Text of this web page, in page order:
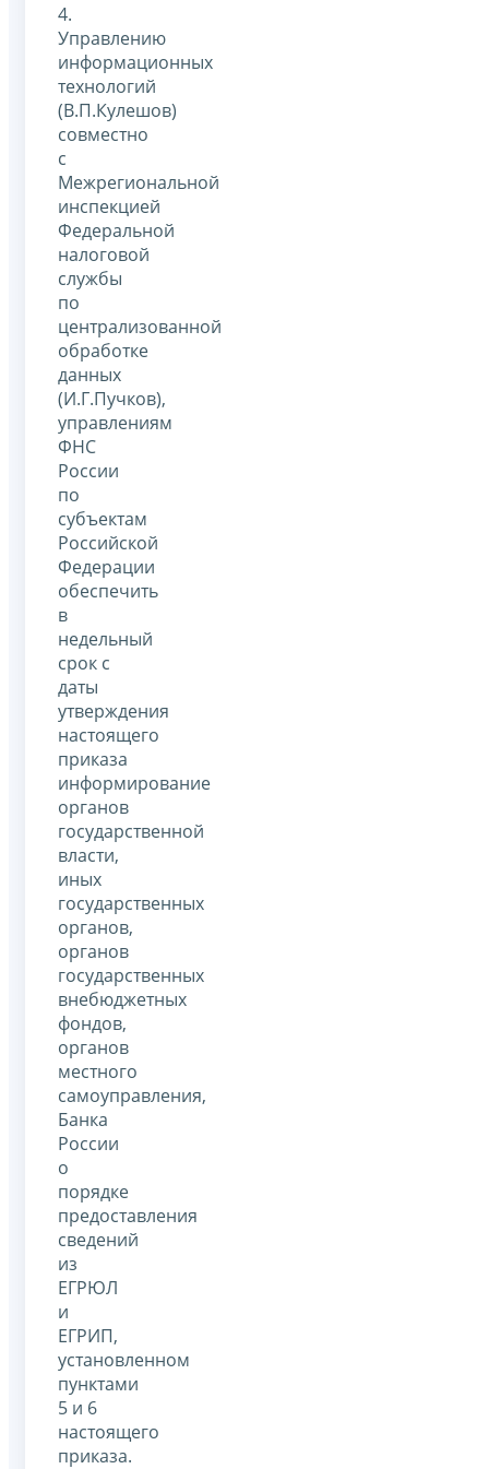
4.
Управлению
информационных
технологий
(В.П.Кулешов)
совместно
с
Межрегиональной
инспекцией
Федеральной
налоговой
службы
по
централизованной
обработке
данных
(И.Г.Пучков),
управлениям
ФНС
России
по
субъектам
Российской
Федерации
обеспечить
в
недельный
срок с
даты
утверждения
настоящего
приказа
информирование
органов
государственной
власти,
иных
государственных
органов,
органов
государственных
внебюджетных
фондов,
органов
местного
самоуправления,
Банка
России
о
порядке
предоставления
сведений
из
ЕГРЮЛ
и
ЕГРИП,
установленном
пунктами
5 и 6
настоящего
приказа.